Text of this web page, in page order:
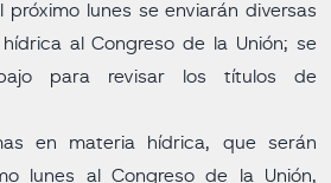
próximo lunes se enviarán diversas
al Congreso de la Unión; se
para revisar los títulos de
en materia hídrica, que serán
lunes al Congreso de la Unión,